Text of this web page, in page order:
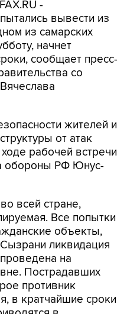
из самарских
начнет
сообщает пресс-
со
жителей и
рабочей встречи
обороны РФ Юнус-
всей стране,
объекты,
ликвидация
на
Пострадавших
противник
в кратчайшие сроки
в